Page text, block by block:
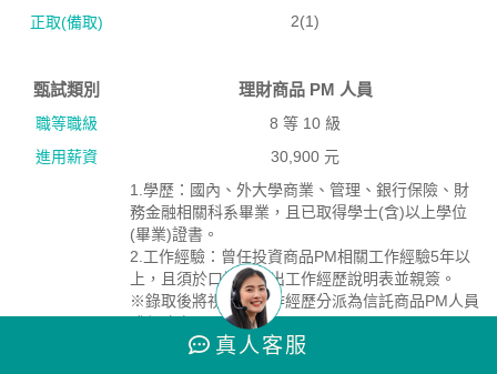
正取(備取)
2(1)
甄試類別 理財商品 PM 人員
職等職級
8 等 10 級
進用薪資
30,900 元
1.學歷：國內、外大學商業、管理、銀行保險、財
務金融相關科系畢業，且已取得學士(含)以上學位
(畢業)證書。
2.工作經驗：曾任投資商品PM相關工作經驗5年以
上，且須於口試時提出工作經歷說明表並親簽。
※錄取後將視個人工作經歷分派為信託商品PM人員
或保險商品PM人員。
3.專業證書：具備下列專業證書(四擇二)：
真人客服